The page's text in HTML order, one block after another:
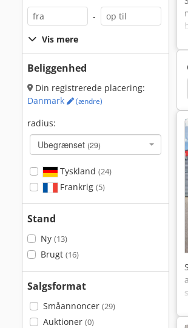
-
Vis mere
Beliggenhed
Din registrerede placering:
Danmark
(ændre)
radius:
Ubegrænset (29)
Tyskland (24)
Frankrig (5)
Stand
Ny (13)
Brugt (16)
Salgsformat
Småannoncer (29)
Auktioner (0)
Man Le8